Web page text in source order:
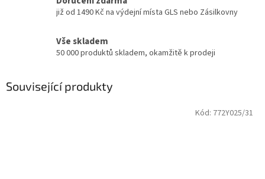
již od 1490 Kč na výdejní místa GLS nebo Zásilkovny
Vše skladem
50 000 produktů skladem, okamžitě k prodeji
Související produkty
Kód: 772Y025/31